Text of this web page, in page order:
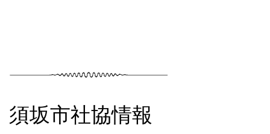
須坂市社協情報